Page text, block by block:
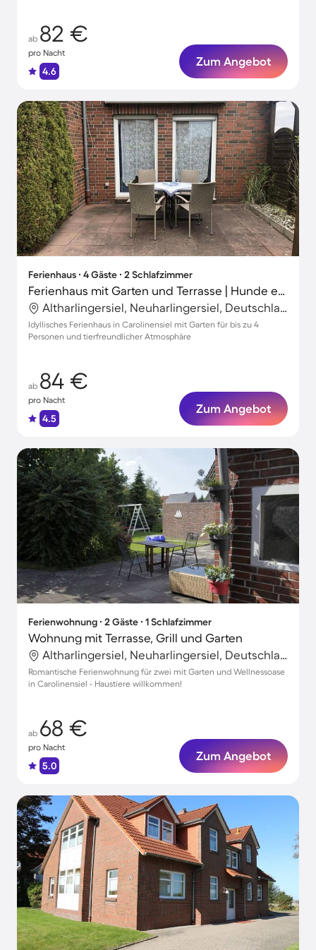
ab 82 €
pro Nacht
4.6
Zum Angebot
Ferienhaus ∙ 4 Gäste ∙ 2 Schlafzimmer
Ferienhaus mit Garten und Terrasse | Hunde erlaubt
Altharlingersiel, Neuharlingersiel, Deutschland
Idyllisches Ferienhaus in Carolinensiel mit Garten für bis zu 4
Personen und tierfreundlicher Atmosphäre
ab 84 €
pro Nacht
4.5
Zum Angebot
Ferienwohnung ∙ 2 Gäste ∙ 1 Schlafzimmer
Wohnung mit Terrasse, Grill und Garten
Altharlingersiel, Neuharlingersiel, Deutschland
Romantische Ferienwohnung für zwei mit Garten und Wellnessoase
in Carolinensiel - Haustiere willkommen!
ab 68 €
pro Nacht
5.0
Zum Angebot